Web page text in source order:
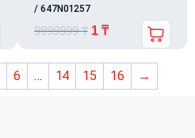
/ 647N01257
9999999₸ 1 ₸
6 … 14 15 16 →